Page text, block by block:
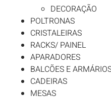
DECORAÇÃO
POLTRONAS
CRISTALEIRAS
RACKS/ PAINEL
APARADORES
BALCÕES E
CADEIRAS
MESAS